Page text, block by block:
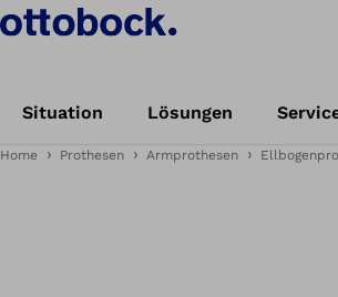
Situation Lösungen
Home Prothesen Armprothesen